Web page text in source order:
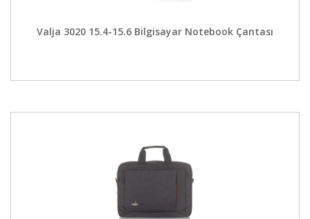
Valja 3020 15.4-15.6 Bilgisayar Notebook Çantası